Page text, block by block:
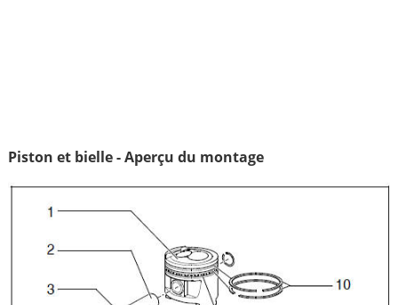
Piston et bielle - Aperçu du montage